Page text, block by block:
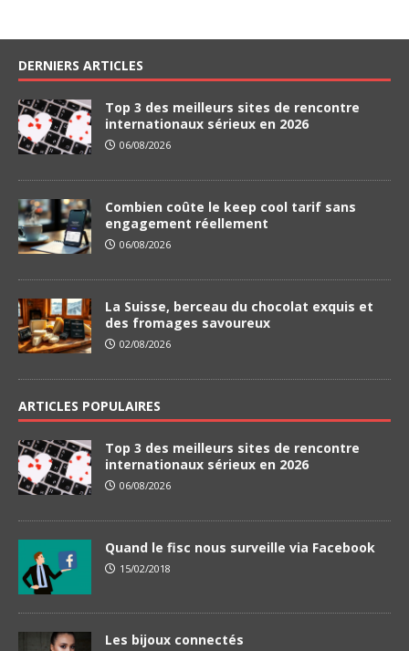
DERNIERS ARTICLES
Top 3 des meilleurs sites de rencontre
internationaux sérieux en 2026
06/08/2026
Combien coûte le keep cool tarif sans
engagement réellement
06/08/2026
La Suisse, berceau du chocolat exquis et
des fromages savoureux
02/08/2026
ARTICLES POPULAIRES
Top 3 des meilleurs sites de rencontre
internationaux sérieux en 2026
06/08/2026
Quand le fisc nous surveille via Facebook
15/02/2018
Les bijoux connectés